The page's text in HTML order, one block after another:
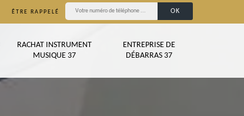
ÊTRE RAPPELÉ
RACHAT INSTRUMENT
MUSIQUE 37
ENTREPRISE DE
DÉBARRAS 37